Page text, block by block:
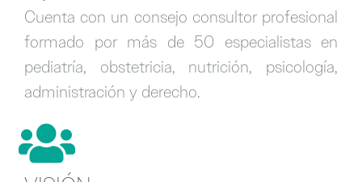
Cuenta con un consejo consultor profesional
formado por más de 50 especialistas en
pediatría, obstetricia, nutrición, psicología,
administración y derecho.